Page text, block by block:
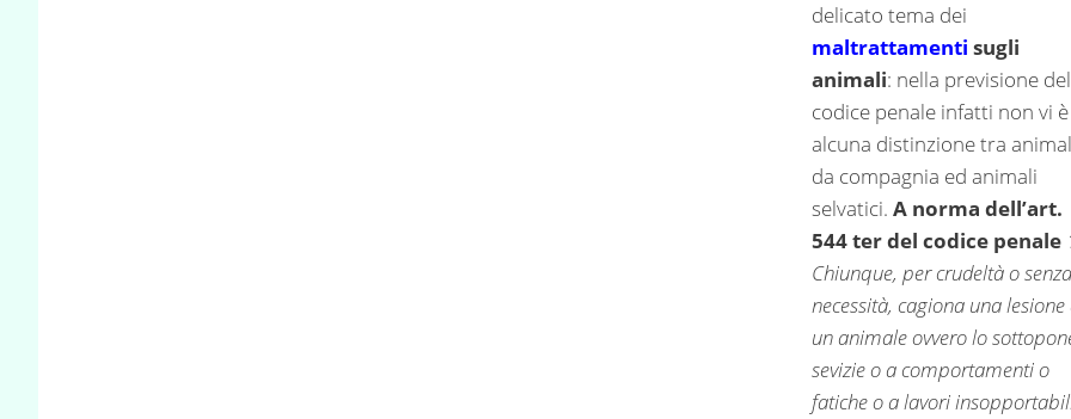
delicato tema dei
maltrattamenti sugli
animali: nella previsione del
codice penale infatti non vi è
alcuna distinzione tra
da compagnia ed animali
selvatici. A norma dell’art.
544 ter del codice penale
Chiunque, per crudeltà o senza
necessità, cagiona una lesione
un animale ovvero lo
sevizie o a comportamenti o
fatiche o a lavori